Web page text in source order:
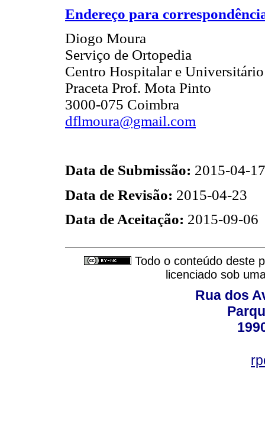
Endereço para
Diogo Moura
Serviço de Ortopedia
Centro Hospitalar e
Praceta Prof. Mota Pinto
3000-075 Coimbra
dflmoura@gmail.com
Data de Submissão: 2015-04-17
Data de Revisão: 2015-04-23
Data de Aceitação: 2015-09-06
Todo o conteúdo deste
licenciado sob
Rua dos